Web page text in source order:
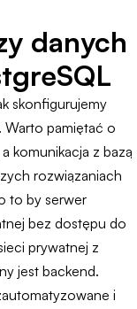
danych
skonfigurujemy
Warto pamiętać o
komunikacja z bazą
rozwiązaniach
to by serwer
bez dostępu do
prywatnej z
jest backend.
i